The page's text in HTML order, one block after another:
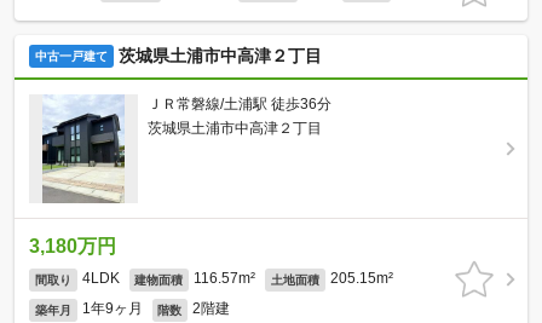
中古一戸建て 茨城県土浦市中高津２丁目
ＪＲ常磐線/土浦駅 徒歩36分
茨城県土浦市中高津２丁目
3,180万円
間取り 4LDK 建物面積 116.57m² 土地面積 205.15m²
築年月 1年9ヶ月 階数 2階建